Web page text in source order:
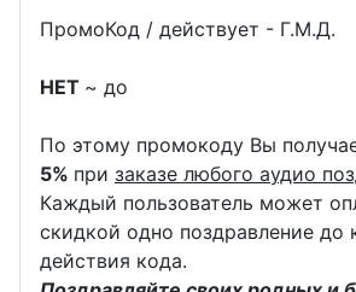
ПромоКод / действует - Г.М.Д.
НЕТ ~ до
По этому промокоду Вы
5% при заказе любого аудио
Каждый пользователь может
скидкой одно поздравление до
действия кода.